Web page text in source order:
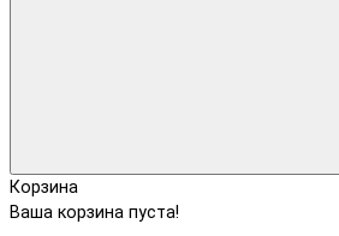
Корзина
Ваша корзина пуста!